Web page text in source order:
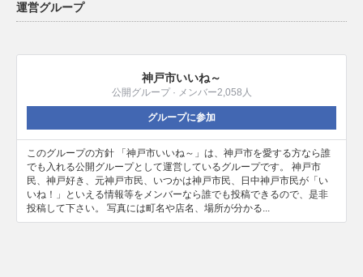
運営グループ
神戸市いいね～
公開グループ · メンバー2,058人
グループに参加
このグループの方針 「神戸市いいね～」は、神戸市を愛する方なら誰
でも入れる公開グループとして運営しているグループです。 神戸市
民、神戸好き、元神戸市民、いつかは神戸市民、日中神戸市民が「い
いね！」といえる情報等をメンバーなら誰でも投稿できるので、是非
投稿して下さい。 写真には町名や店名、場所が分かる...